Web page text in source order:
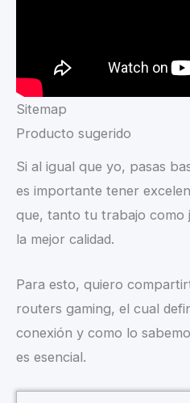
Sitemap
Producto sugerido
Si al igual que yo, pasas
es importante tener
que, tanto tu trabajo como
la mejor calidad.
Para esto, quiero
routers gaming, el cual
conexión y como lo
es esencial.